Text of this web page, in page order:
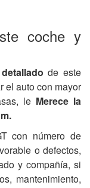
coche y
de este
el auto con mayor
le Merece la
con número de
o defectos,
y compañía, si
mantenimiento,